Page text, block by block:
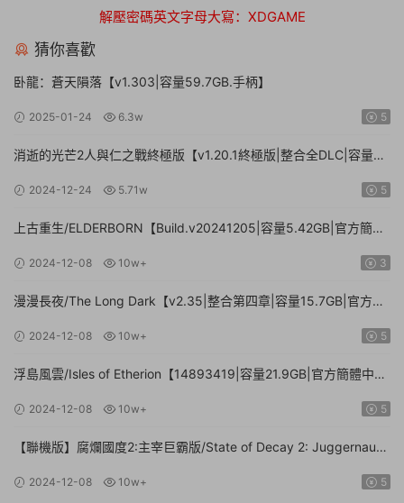
解壓密碼英文字母大寫：XDGAME
猜你喜歡
卧龍：蒼天隕落【v1.303|容量59.7GB.手柄】
2025-01-24 6.3w 5
消逝的光芒2人與仁之戰終極版【v1.20.1終極版|整合全DLC|容量
2024-12-24 5.71w 5
上古重生/ELDERBORN【Build.v20241205|容量5.42GB|官方簡體
2024-12-08 10w+ 3
漫漫長夜/The Long Dark【v2.35|整合第四章|容量15.7GB|官方簡
2024-12-08 10w+ 5
浮島風雲/Isles of Etherion【14893419|容量21.9GB|官方簡體中
2024-12-08 10w+ 5
【聯機版】腐爛國度2:主宰巨霸版/State of Decay 2: Juggernaut
2024-12-08 10w+ 5